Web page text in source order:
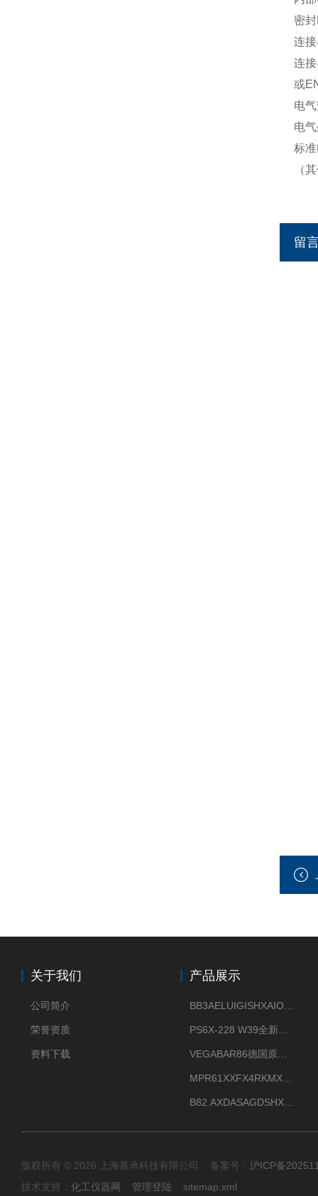
密
连
连
或
电
电
标
（
留
关于我们
公司简介
荣誉资质
资料下载
产品展示
版权所有 © 2026 上海慕承科技有限公司 备案号： 沪ICP备
技术支持： 化工仪器网 管理登陆 sitemap.xml